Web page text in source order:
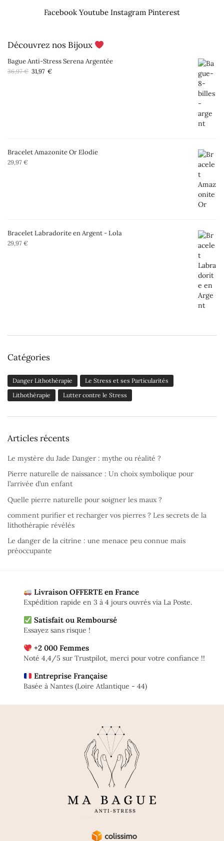
Facebook Youtube Instagram Pinterest
Découvrez nos Bijoux
Bague Anti-Stress Serena Argentée
36,97€ Le
31,97 €Le
Bracelet Amazonite Or Elodie
29,97 €
Bracelet Labradorite en Argent - Lola
29,97 €
Catégories
Danger Lithothérapie
Le Stress et ses Particularités
Lithothérapie
Lutter contre le Stress
Articles récents
Le mystère du Jade Danger : mythe ou réalité ?
Pierre naturelle de naissance : Un choix symbolique pour
l’arrivée d’un enfant
Quelle pierre naturelle pour soigner les maux ?
comment purifier et recharger vos pierres ? Les secrets de la
lithothérapie révélés
Le danger de la citrine : une menace peu connue mais
préoccupante
Livraison OFFERTE en France
Expédition rapide en 3 à 4 jours ouvrés via La Poste.
Satisfait ou Remboursé
Essayez sans risque !
+2 000 Femmes
Noté 4,4/5 sur Trustpilot, merci pour votre confiance !!
Entreprise Française
Basée à Nantes (Loire Atlantique - 44)